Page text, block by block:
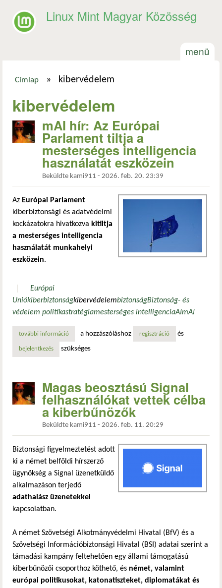
Linux Mint Magyar Közösség
menü
Címlap » kibervédelem
kibervédelem
mAI hír: Az Európai
Parlament tiltja a
mesterséges intelligencia
használatát eszközein
Beküldte kami911 - 2026. feb. 20. 23:39
Az Európai Parlament
kiberbiztonsági és adatvédelmi
kockázatokra hivatkozva kitiltja
a mesterséges intelligencia
használatát munkahelyi
eszközein.
Európai
UniókiberbiztonságkibervédelembiztonságBiztonság- és
védelem politikastratégiamesterséges intelligenciaAImAI
további információmai hír: az európai parlament tiltja a mesterséges
a hozzászóláshoz regisztráció és
bejelentkezés szükséges
Magas beosztású Signal
felhasználókat vettek célba
a kiberbűnözők
Beküldte kami911 - 2026. feb. 11. 20:29
Biztonsági figyelmeztetést adott
ki a német belföldi hírszerző
ügynökség a Signal üzenetküldő
alkalmazáson terjedő
adathalász üzenetekkel
kapcsolatban.
A német Szövetségi Alkotmányvédelmi Hivatal (BfV) és a
Szövetségi Információbiztonsági Hivatal (BSI) adatai szerint a
támadási kampány feltehetően egy állami támogatású
kiberbűnözői csoporthoz köthető, és német, valamint
európai politikusokat, katonatiszteket, diplomatákat és